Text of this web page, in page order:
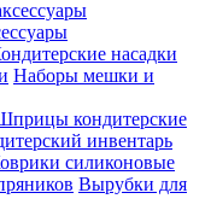
насадки
Наборы мешки и
кондитерские
инвентарь
силиконовые
Вырубки для